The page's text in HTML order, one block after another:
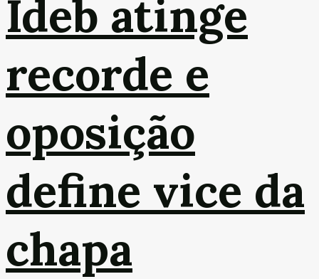
Ideb atinge
recorde e
oposição
define vice da
chapa